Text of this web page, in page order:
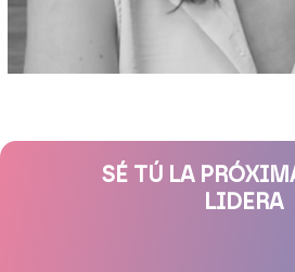
SÉ TÚ LA
LIDERA